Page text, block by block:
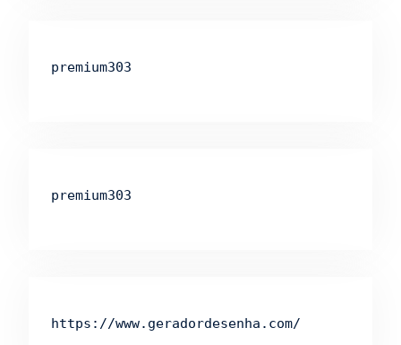
premium303
premium303
https://www.geradordesenha.com/